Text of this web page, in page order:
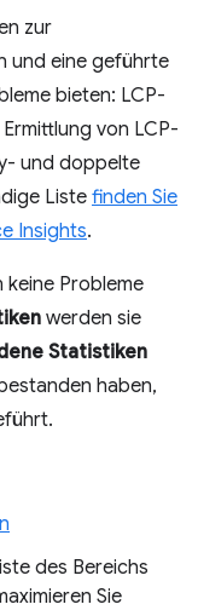
zur
und eine geführte
bieten: LCP-
von LCP-
und doppelte
Liste finden Sie
Insights.
keine Probleme
werden sie
Statistiken
haben,
des Bereichs
Sie